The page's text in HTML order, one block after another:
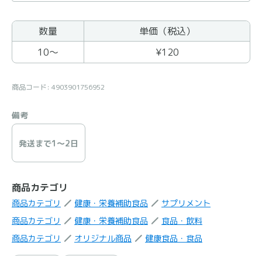
まとめ買いの商品
数量
単価（税込）
10〜
¥120
商品コード: 4903901756952
備考
発送まで1〜2日
商品カテゴリ
商品カテゴリ 健康・栄養補助食品
サプリメント
商品カテゴリ
健康・栄養補助食品
食品・飲料
商品カテゴリ
オリジナル商品 健康食品・食品